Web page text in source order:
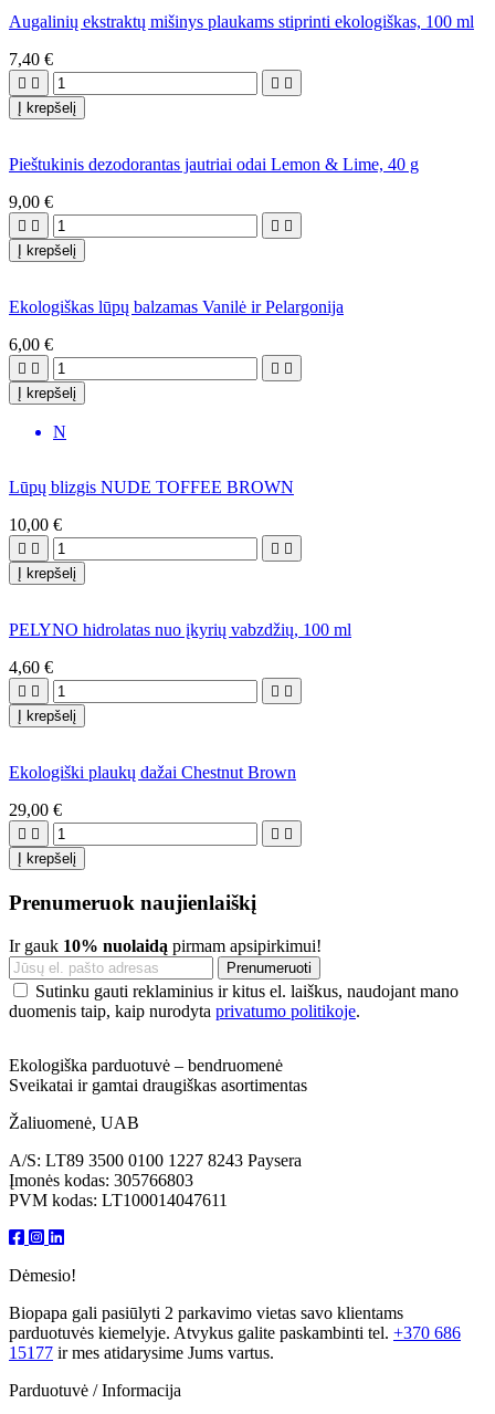
Augalinių ekstraktų mišinys plaukams stiprinti ekologiškas, 100 ml
7,40 €
   
Į krepšelį
Pieštukinis dezodorantas jautriai odai Lemon & Lime, 40 g
9,00 €
   
Į krepšelį
Ekologiškas lūpų balzamas Vanilė ir Pelargonija
6,00 €
   
Į krepšelį
N
Lūpų blizgis NUDE TOFFEE BROWN
10,00 €
   
Į krepšelį
PELYNO hidrolatas nuo įkyrių vabzdžių, 100 ml
4,60 €
   
Į krepšelį
Ekologiški plaukų dažai Chestnut Brown
29,00 €
   
Į krepšelį
Prenumeruok naujienlaiškį
Ir gauk 10% nuolaidą pirmam apsipirkimui!
Sutinku gauti reklaminius ir kitus el. laiškus, naudojant mano
duomenis taip, kaip nurodyta privatumo politikoje.
Ekologiška parduotuvė – bendruomenė
Sveikatai ir gamtai draugiškas asortimentas
Žaliuomenė, UAB
A/S: LT89 3500 0100 1227 8243 Paysera
Įmonės kodas: 305766803
PVM kodas: LT100014047611
Dėmesio!
Biopapa gali pasiūlyti 2 parkavimo vietas savo klientams
parduotuvės kiemelyje. Atvykus galite paskambinti tel. +370 686
15177 ir mes atidarysime Jums vartus.
Parduotuvė / Informacija